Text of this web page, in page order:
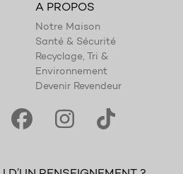
A PROPOS
Notre Maison
Santé & Sécurité
Recyclage, Tri &
Environnement
Devenir Revendeur